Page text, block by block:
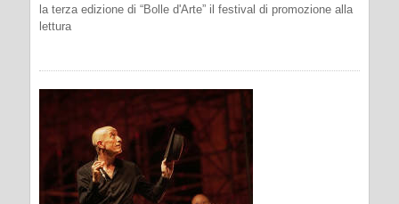
la terza edizione di “Bolle d'Arte” il festival di promozione alla
lettura